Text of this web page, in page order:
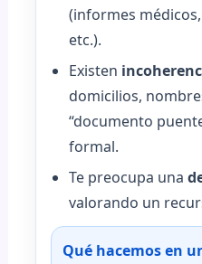
(informes
etc.).
Existen
domicilios,
“documento
formal.
Te preocupa una
valorando un
Qué hacemos en